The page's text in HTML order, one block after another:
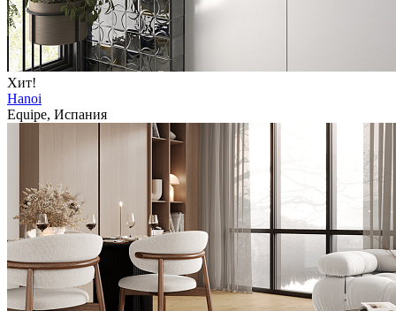
Хит!
Hanoi
Equipe, Испания